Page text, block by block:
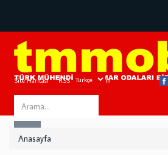
Site Haritası RSS Bize Ulaşın
Search
this
Anasayfa